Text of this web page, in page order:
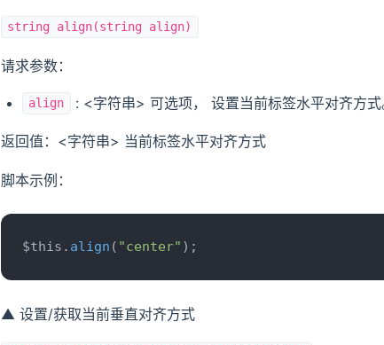
string align(string align)
请求参数：
align : <字符串> 可选项， 设置当前标签水平对齐方式
返回值：<字符串> 当前标签水平对齐方式
脚本示例：
$this. align ( "center" );
▲ 设置/获取当前垂直对齐方式